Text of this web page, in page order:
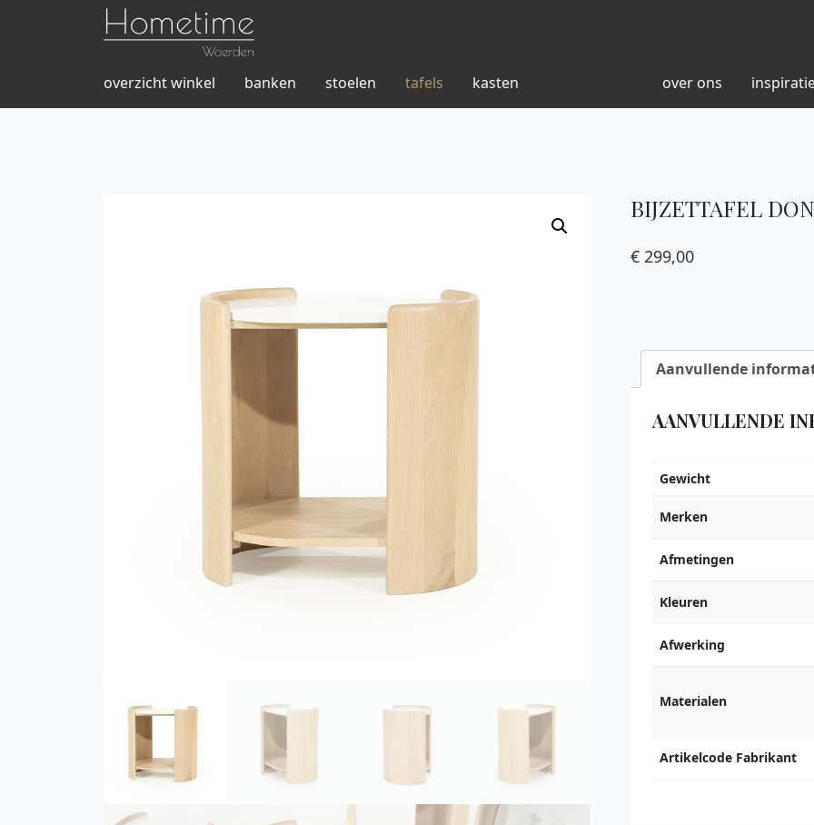
overzicht winkel banken stoelen tafels kasten over ons
BIJZETTAFEL DON
€ 299,00
Aanvullende
AANVULLENDE
Gewicht
Merken
Afmetingen
Kleuren
Afwerking
Materialen
Artikelcode Fabrikant